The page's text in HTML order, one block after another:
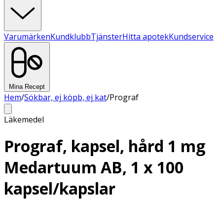
VarumärkenKundklubbTjänsterHitta apotekKundservice
Mina Recept
Hem/Sökbar, ej köpb, ej kat/Prograf
Läkemedel
Prograf, kapsel, hård 1 mg
Medartuum AB, 1 x 100
kapsel/kapslar